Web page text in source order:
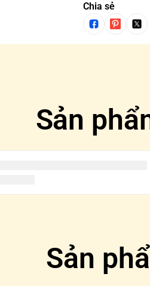
Chia sẻ
Sản
Sản